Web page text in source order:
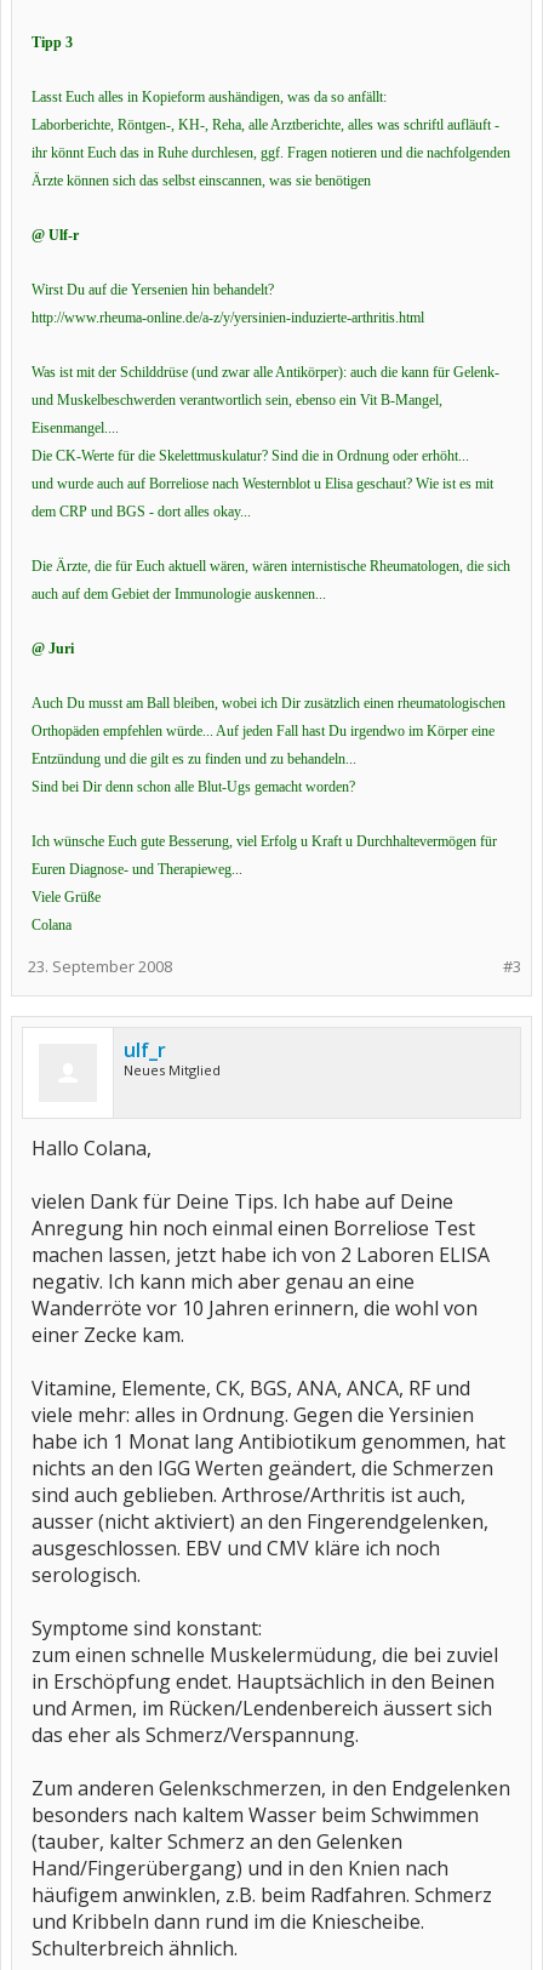
Tipp 3
Lasst Euch alles in Kopieform aushändigen, was da so anfällt:
Laborberichte, Röntgen-, KH-, Reha, alle Arztberichte, alles was schriftl aufläuft -
ihr könnt Euch das in Ruhe durchlesen, ggf. Fragen notieren und die nachfolgenden
Ärzte können sich das selbst einscannen, was sie benötigen
@ Ulf-r
Wirst Du auf die Yersenien hin behandelt?
http://www.rheuma-online.de/a-z/y/yersinien-induzierte-arthritis.html
Was ist mit der Schilddrüse (und zwar alle Antikörper): auch die kann für Gelenk-
und Muskelbeschwerden verantwortlich sein, ebenso ein Vit B-Mangel,
Eisenmangel....
Die CK-Werte für die Skelettmuskulatur? Sind die in Ordnung oder erhöht...
und wurde auch auf Borreliose nach Westernblot u Elisa geschaut? Wie ist es mit
dem CRP und BGS - dort alles okay...
Die Ärzte, die für Euch aktuell wären, wären internistische Rheumatologen, die sich
auch auf dem Gebiet der Immunologie auskennen...
@ Juri
Auch Du musst am Ball bleiben, wobei ich Dir zusätzlich einen rheumatologischen
Orthopäden empfehlen würde... Auf jeden Fall hast Du irgendwo im Körper eine
Entzündung und die gilt es zu finden und zu behandeln...
Sind bei Dir denn schon alle Blut-Ugs gemacht worden?
Ich wünsche Euch gute Besserung, viel Erfolg u Kraft u Durchhaltevermögen für
Euren Diagnose- und Therapieweg...
Viele Grüße
Colana
#3
23. September 2008
ulf_r
Neues Mitglied
Hallo Colana,
vielen Dank für Deine Tips. Ich habe auf Deine
Anregung hin noch einmal einen Borreliose Test
machen lassen, jetzt habe ich von 2 Laboren ELISA
negativ. Ich kann mich aber genau an eine
Wanderröte vor 10 Jahren erinnern, die wohl von
einer Zecke kam.
Vitamine, Elemente, CK, BGS, ANA, ANCA, RF und
viele mehr: alles in Ordnung. Gegen die Yersinien
habe ich 1 Monat lang Antibiotikum genommen, hat
nichts an den IGG Werten geändert, die Schmerzen
sind auch geblieben. Arthrose/Arthritis ist auch,
ausser (nicht aktiviert) an den Fingerendgelenken,
ausgeschlossen. EBV und CMV kläre ich noch
serologisch.
Symptome sind konstant:
zum einen schnelle Muskelermüdung, die bei zuviel
in Erschöpfung endet. Hauptsächlich in den Beinen
und Armen, im Rücken/Lendenbereich äussert sich
das eher als Schmerz/Verspannung.
Zum anderen Gelenkschmerzen, in den Endgelenken
besonders nach kaltem Wasser beim Schwimmen
(tauber, kalter Schmerz an den Gelenken
Hand/Fingerübergang) und in den Knien nach
häufigem anwinklen, z.B. beim Radfahren. Schmerz
und Kribbeln dann rund im die Kniescheibe.
Schulterbreich ähnlich.